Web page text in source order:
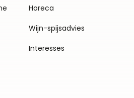
Horeca
Wijn-spijsadvies
Interesses